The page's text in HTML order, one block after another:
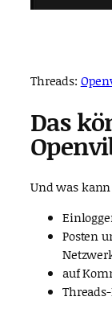
Threads:
Das
Und was
Posten
auf